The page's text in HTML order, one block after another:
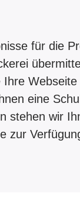
für die
eine
stehen wir
zur